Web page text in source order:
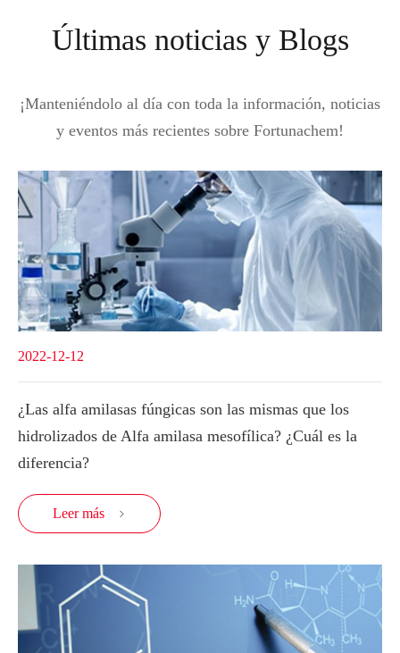
Últimas noticias y Blogs
¡Manteniéndolo al día con toda la información, noticias
y eventos más recientes sobre Fortunachem!
2022-12-12
¿Las alfa amilasas fúngicas son las mismas que los
hidrolizados de Alfa amilasa mesofílica? ¿Cuál es la
diferencia?
Leer más 